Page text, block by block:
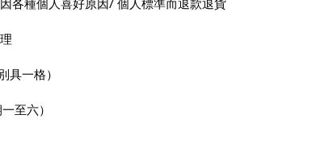
各種個人喜好原因/ 個人標準而退款退貨
具一格）
至六）